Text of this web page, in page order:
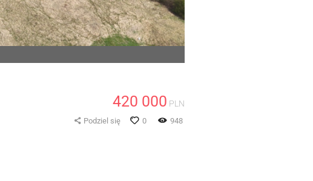
420 000 PLN
948
0
Podziel się